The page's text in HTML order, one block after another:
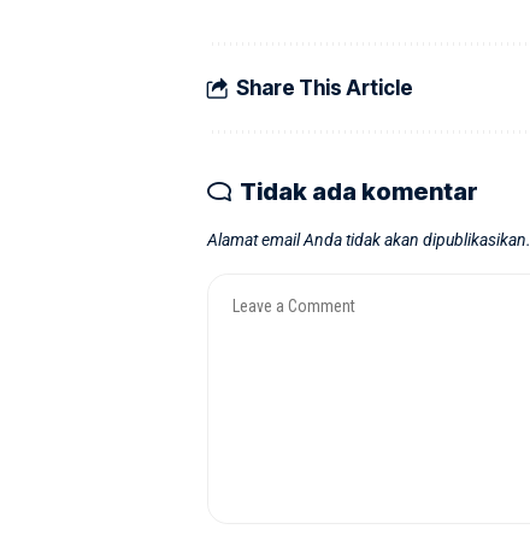
Share This Article
Tidak ada komentar
Alamat email Anda tidak akan dipublikasikan.